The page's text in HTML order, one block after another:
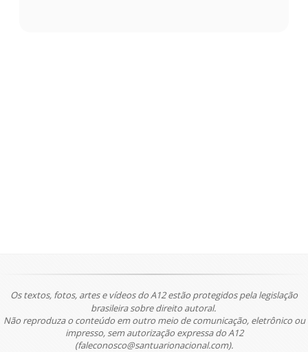
Os textos, fotos, artes e vídeos do A12 estão protegidos pela legislação
brasileira sobre direito autoral.
Não reproduza o conteúdo em outro meio de comunicação, eletrônico ou
impresso, sem autorização expressa do A12
(faleconosco@santuarionacional.com).